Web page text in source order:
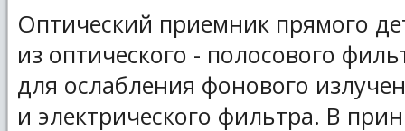
Оптический приемник прямого
из оптического - полосового
для ослабления фонового
и электрического фильтра. В